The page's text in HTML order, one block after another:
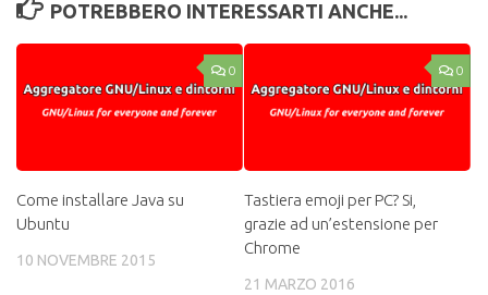
POTREBBERO INTERESSARTI ANCHE...
0
Come installare Java su
Ubuntu
10 NOVEMBRE 2015
0
Tastiera emoji per PC? Si,
grazie ad un’estensione per
Chrome
21 MARZO 2016